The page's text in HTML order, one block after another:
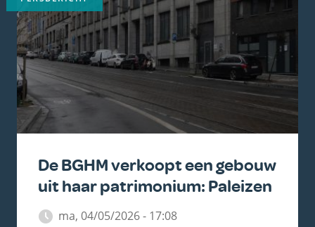
De BGHM verkoopt een gebouw
uit haar patrimonium: Paleizen
ma, 04/05/2026 - 17:08